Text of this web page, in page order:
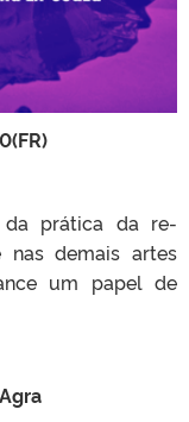
da prática da re-
nas demais artes
um papel de